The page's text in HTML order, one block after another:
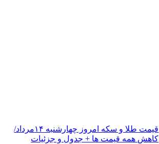
قیمت طلا و سکه امروز چهارشنبه ۱۴مرداد/
کاهش همه قیمت ها + جدول و جزئیات